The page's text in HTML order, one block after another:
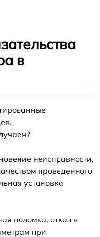
в
неисправности,
проведенного
установка
поломка, отказ в
при